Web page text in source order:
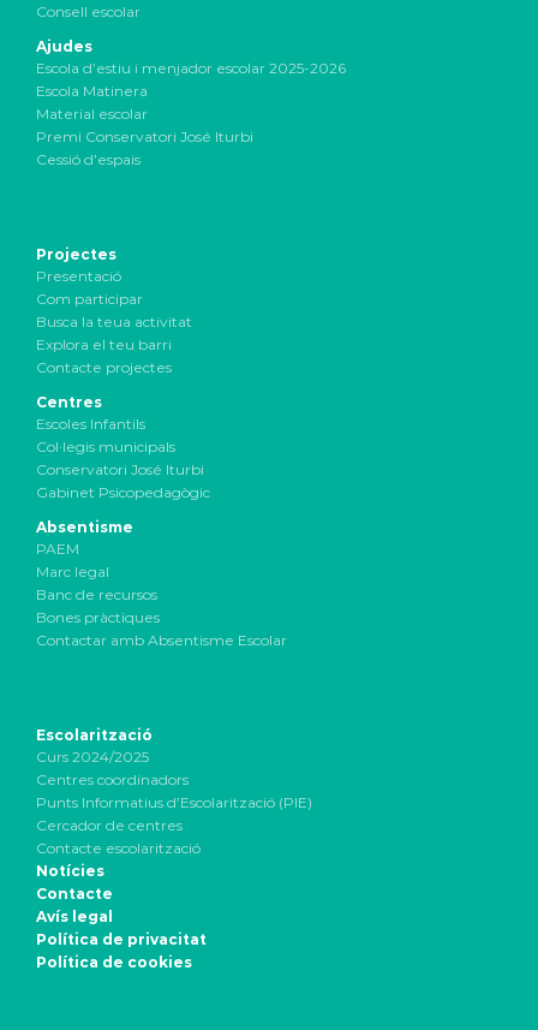
Consell escolar
Ajudes
Escola d’estiu i menjador escolar 2025-2026
Escola Matinera
Material escolar
Premi Conservatori José Iturbi
Cessió d’espais
Projectes
Presentació
Com participar
Busca la teua activitat
Explora el teu barri
Contacte projectes
Centres
Escoles Infantils
Col·legis municipals
Conservatori José Iturbi
Gabinet Psicopedagògic
Absentisme
PAEM
Marc legal
Banc de recursos
Bones pràctiques
Contactar amb Absentisme Escolar
Escolarització
Curs 2024/2025
Centres coordinadors
Punts Informatius d’Escolarització (PIE)
Cercador de centres
Contacte escolarització
Notícies
Contacte
Avís legal
Política de privacitat
Política de cookies